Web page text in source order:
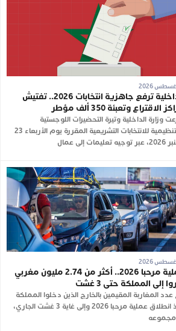
الداخلية ترفع جاهزية انتخابات 2026.. تفتيش
الاقتراع وتعبئة 350 ألف مؤطر
وزارة الداخلية وتيرة التحضيرات اللوجستية
والتنظيمية للانتخابات التشريعية المقررة يوم الأربعاء 23
تعليمات إلى عمال
عملية مرحبا 2026.. أكثر من 2.74 مليون مغربي
إلى المملكة حتى 3 غشت
عدد المغاربة المقيمين بالخارج الذين دخلوا المملكة
منذ انطلاق عملية مرحبا 2026 وإلى غاية 3 غشت الجاري،
مجموعه